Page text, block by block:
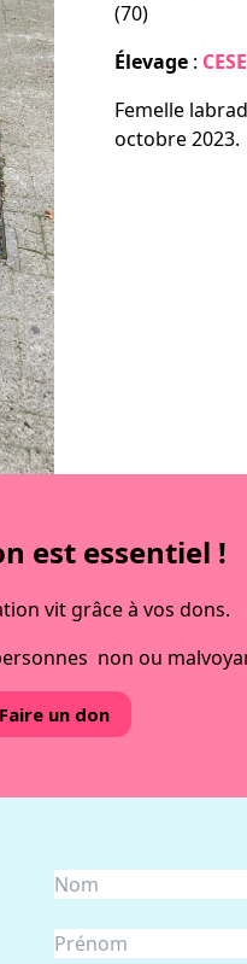
(70)
Élevage :
Femelle
octobre 2023.
est essentiel !
vit grâce à vos dons.
non ou
Faire un don